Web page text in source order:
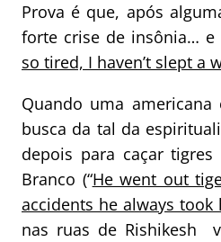
Prova é que, após
forte crise de insônia… e
so tired, I haven’t slept a
Quando uma
busca da tal da
depois para caçar
Branco (“He went out
accidents he always took
nas ruas de Rishikesh